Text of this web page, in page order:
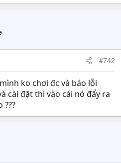
#742
ko chơi đc và báo lỗi
cài đặt thì vào cái nó đẩy ra